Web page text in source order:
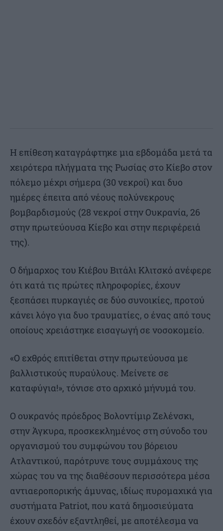
Η επίθεση καταγράφτηκε μια εβδομάδα μετά τα
χειρότερα πλήγματα της Ρωσίας στο Κίεβο στον
πόλεμο μέχρι σήμερα (30 νεκροί) και δυο
ημέρες έπειτα από νέους πολύνεκρους
βομβαρδισμούς (28 νεκροί στην Ουκρανία, 26
στην πρωτεύουσα Κίεβο και στην περιφέρειά
της).
Ο δήμαρχος του Κιέβου Βιτάλι Κλιτσκό ανέφερε
ότι κατά τις πρώτες πληροφορίες, έχουν
ξεσπάσει πυρκαγιές σε δύο συνοικίες, προτού
κάνει λόγο για δυο τραυματίες, ο ένας από τους
οποίους χρειάστηκε εισαγωγή σε νοσοκομείο.
«Ο εχθρός επιτίθεται στην πρωτεύουσα με
βαλλιστικούς πυραύλους. Μείνετε σε
καταφύγια!», τόνισε στο αρχικό μήνυμά του.
Ο ουκρανός πρόεδρος Βολοντίμιρ Ζελένσκι,
στην Άγκυρα, προσκεκλημένος στη σύνοδο του
οργανισμού του συμφώνου του βόρειου
Ατλαντικού, παρότρυνε τους συμμάχους της
χώρας του να της διαθέσουν περισσότερα μέσα
αντιαεροπορικής άμυνας, ιδίως πυρομαχικά για
συστήματα Patriot, που κατά δημοσιεύματα
έχουν σχεδόν εξαντληθεί, με αποτέλεσμα να